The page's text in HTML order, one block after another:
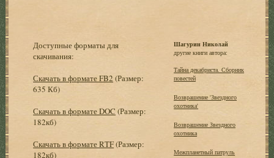
Доступные форматы для
скачивания:
Скачать в формате FB2 (Размер:
635 Кб)
Скачать в формате DOC (Размер:
182кб)
Скачать в формате RTF(Размер:
182кб)
Шагурин Николай
другие книги автора:
Тайна декабриста. Сборник
повестей
Возврашение 'Звездного
охотника'
Возврашение Звездного
охотника
Межпланетный патруль